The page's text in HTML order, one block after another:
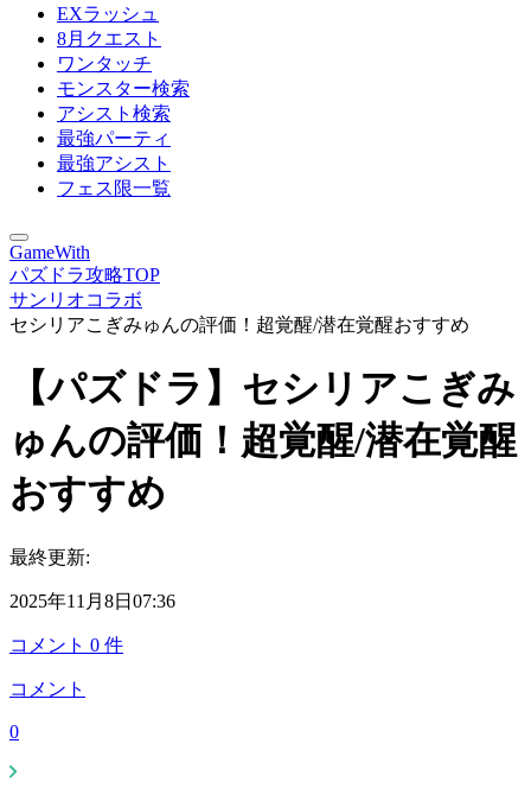
EXラッシュ
8月クエスト
ワンタッチ
モンスター検索
アシスト検索
最強パーティ
最強アシスト
フェス限一覧
GameWith
パズドラ攻略TOP
サンリオコラボ
セシリアこぎみゅんの評価！超覚醒/潜在覚醒おすすめ
【パズドラ】セシリアこぎみ
ゅんの評価！超覚醒/潜在覚醒
おすすめ
最終更新:
2025年11月8日07:36
コメント 0 件
コメント
0